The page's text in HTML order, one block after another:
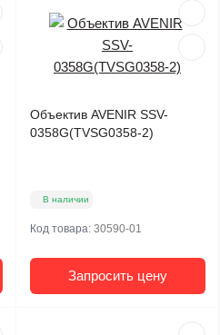
Объектив AVENIR SSV-
0358G(TVSG0358-2)
В наличии
Код товара: 30590-01
Запросить цену